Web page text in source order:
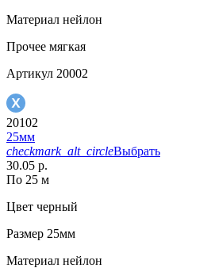
Материал нейлон
Прочее мягкая
Артикул 20002
20102
25мм
checkmark_alt_circleВыбрать
30.05 р.
По 25 м
Цвет черный
Размер 25мм
Материал нейлон